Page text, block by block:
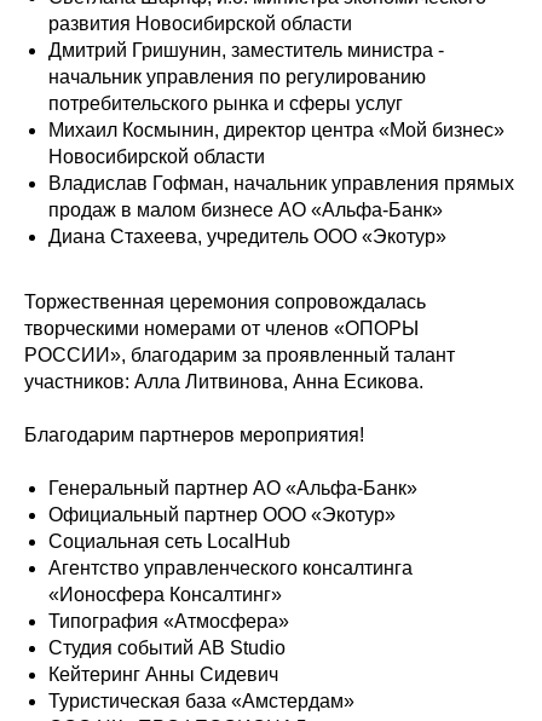
развития Новосибирской области
Дмитрий Гришунин, заместитель министра -
начальник управления по регулированию
потребительского рынка и сферы услуг
Михаил Космынин, директор центра «Мой бизнес»
Новосибирской области
Владислав Гофман, начальник управления прямых
продаж в малом бизнесе АО «Альфа-Банк»
Диана Стахеева, учредитель ООО «Экотур»
Торжественная церемония сопровождалась
творческими номерами от членов «ОПОРЫ
РОССИИ», благодарим за проявленный талант
участников: Алла Литвинова, Анна Есикова.
Благодарим партнеров мероприятия!
Генеральный партнер АО «Альфа-Банк»
Официальный партнер ООО «Экотур»
Социальная сеть LocalHub
Агентство управленческого консалтинга
«Ионосфера Консалтинг»
Типография «Атмосфера»
Студия событий AB Studio
Кейтеринг Анны Сидевич
Туристическая база «Амстердам»